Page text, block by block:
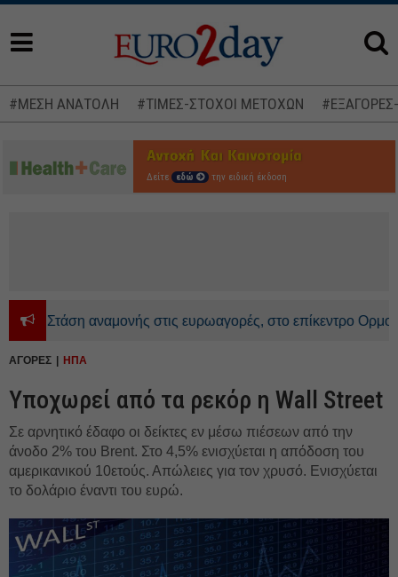
#ΜΕΣΗ ΑΝΑΤΟΛΗ #ΤΙΜΕΣ-ΣΤΟΧΟΙ ΜΕΤΟΧΩΝ
Δείτε εδώ την ειδική έκδοση
Στάση αναμονής στις ευρωαγορές, στο επίκεντρο Ορμούζ
ΑΓΟΡΕΣ ΗΠΑ
Yποχωρεί από τα ρεκόρ η Wall Street
Σε αρνητικό έδαφο οι δείκτες εν μέσω πιέσεων από την
άνοδο 2% του Brent. Στο 4,5% ενισχύεται η απόδοση του
αμερικανικού 10ετούς. Απώλειες για τον χρυσό. Ενισχύεται
το δολάριο έναντι του ευρώ.